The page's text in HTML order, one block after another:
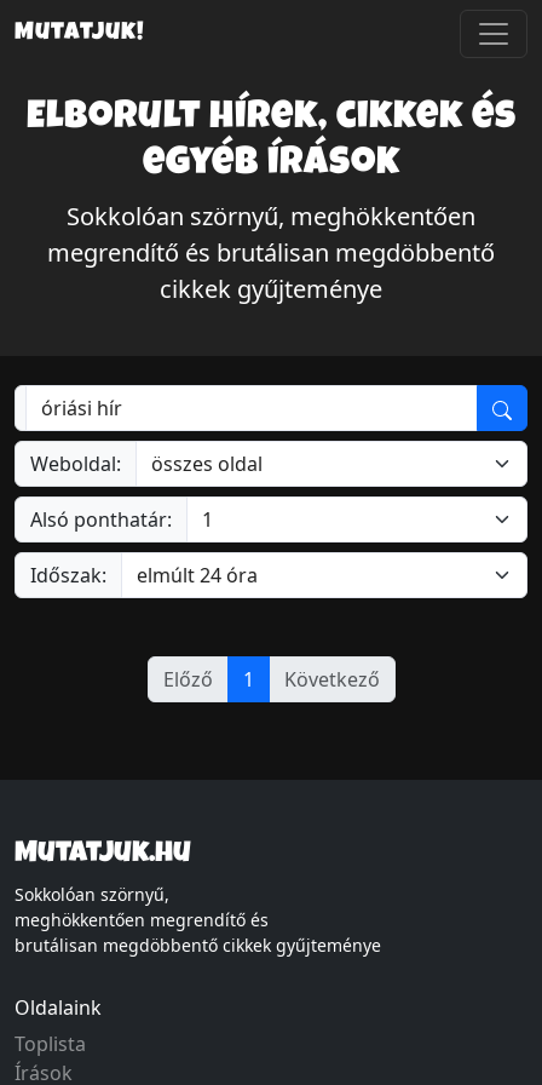
Mutatjuk!
Elborult hírek, cikkek és
egyéb írások
Sokkolóan szörnyű, meghökkentően
megrendítő és brutálisan megdöbbentő
cikkek gyűjteménye
Weboldal:
Alsó ponthatár:
Időszak:
Előző 1 Következő
Mutatjuk.hu
Sokkolóan szörnyű,
meghökkentően megrendítő és
brutálisan megdöbbentő cikkek gyűjteménye
Oldalaink
Toplista
Írások